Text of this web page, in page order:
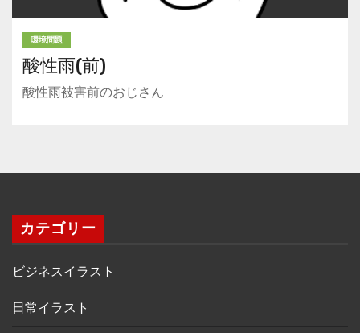
環境問題
酸性雨(前)
酸性雨被害前のおじさん
カテゴリー
ビジネスイラスト
日常イラスト